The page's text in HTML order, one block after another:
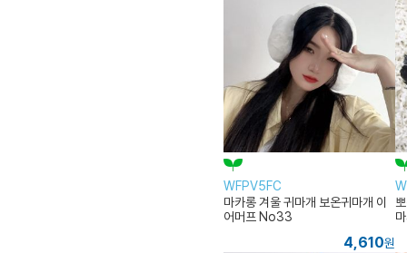
WFPV5FC
마카롱 겨울 귀마개 보온귀마개 이
어머프 No33
4,610원